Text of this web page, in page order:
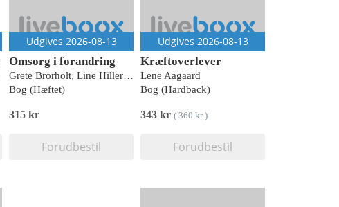
Udgives 2026-08-13
Omsorg i forandring
Grete Brorholt, Line Hillersdal, Niels Sandholm Larsen & Gitte Wind (red.)
Bog (Hæftet)
315 kr
Forudbestil
Udgives 2026-08-13
Kræftoverlever
Lene Aagaard
Bog (Hardback)
343 kr ( 360 kr)
Forudbestil